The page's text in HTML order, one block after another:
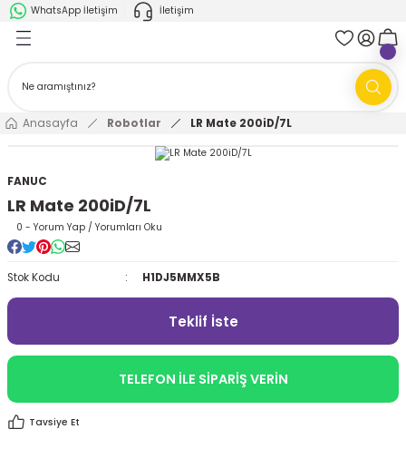
WhatsApp İletişim İletişim
Geri Dön
AMR'ler
Ark Kaynağı Robotları
Scara Robotlar
Ark Kaynağı Robotları
Boya Robotları
Scara Robotlar
Geri Dön
Anasayfa Robotlar LR Mate 200iD/7L
FANUC
LR Mate 200iD/7L
0 - Yorum Yap / Yorumları Oku
Stok Kodu H1DJ5MMX5B
Teklif İste
TELEFON İLE SİPARİŞ VERİN
Tavsiye Et